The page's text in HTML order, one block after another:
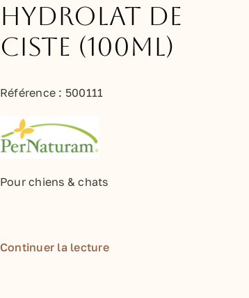
Hydrolat de
Ciste (100ml)
Référence : 500111
Pour chiens & chats
Continuer la lecture